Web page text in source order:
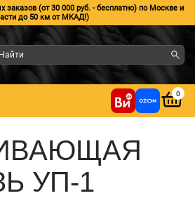
заказов (от 30 000 руб. - бесплатно) по Москве и
до 50 км от МКАД!)
0
УП-1